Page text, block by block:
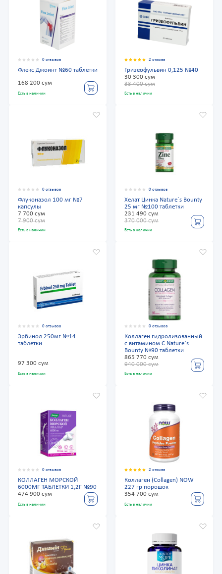
0 отзывов
Флекс Джоинт №60 таблетки
168 200 сум
Есть в наличии
2 отзыва
Гризеофульвин 0,125 №40
30 300 сум
33 400 сум
Есть в наличии
0 отзывов
Флуконазол 100 мг №7
капсулы
7 700 сум
7 900 сум
Есть в наличии
0 отзывов
Хелат Цинка Nature`s Bounty
25 мг №100 таблетки
231 490 сум
370 000 сум
Есть в наличии
0 отзывов
Эрбинол 250мг №14
таблетки
97 300 сум
Есть в наличии
0 отзывов
Коллаген гидролизованный
с витамином С Nature`s
Bounty №90 таблетки
865 770 сум
940 000 сум
Есть в наличии
0 отзывов
КОЛЛАГЕН МОРСКОЙ
6000МГ ТАБЛЕТКИ 1,2Г №90
474 900 сум
Есть в наличии
2 отзыва
Коллаген (Collagen) NOW
227 гр порошок
354 700 сум
Есть в наличии